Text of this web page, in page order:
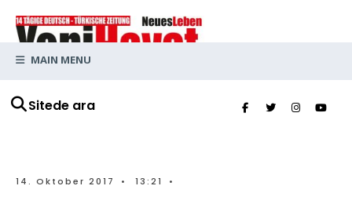
Sitede ara
MAIN MENU
14. Oktober 2017 • 13:21 •